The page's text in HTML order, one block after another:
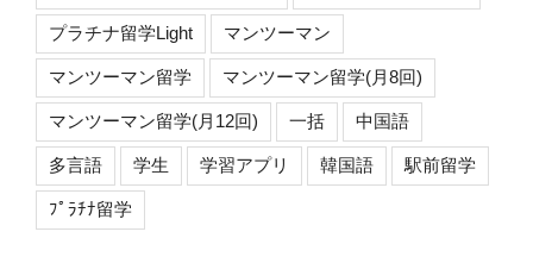
プラチナ留学Light マンツーマン
マンツーマン留学 マンツーマン留学(月8回)
マンツーマン留学(月12回) 一括 中国語
多言語 学生 学習アプリ 韓国語 駅前留学
ﾌﾟﾗﾁﾅ留学